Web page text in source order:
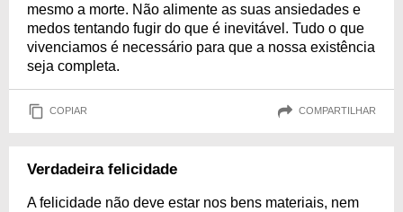
mesmo a morte. Não alimente as suas ansiedades e
medos tentando fugir do que é inevitável. Tudo o que
vivenciamos é necessário para que a nossa existência
seja completa.
COPIAR COMPARTILHAR
Verdadeira felicidade
A felicidade não deve estar nos bens materiais, nem